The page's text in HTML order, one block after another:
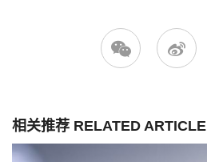
相关推荐 RELATED ARTICLE